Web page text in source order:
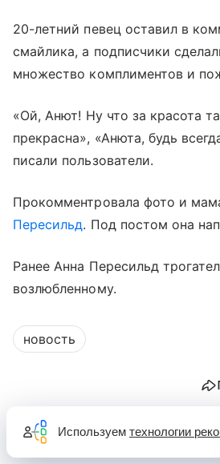
20-летний певец оставил в
смайлика, а подписчики
множество комплиментов и
«Ой, Анют! Ну что за красота
прекрасна», «Анюта, будь
писали пользователи.
Прокомментровала фото и
Пересильд. Под постом она
Ранее Анна Пересильд
возлюбленному.
новость
Используем технологии